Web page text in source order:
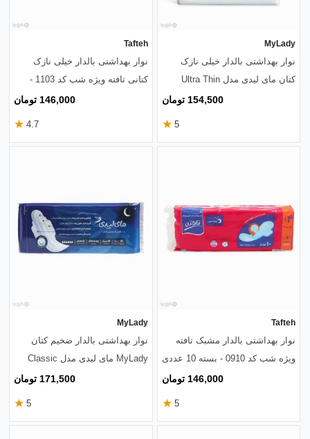
MyLady
نوار بهداشتی بالدار خیلی نازک
کتان مای لیدی مدل Ultra Thin
154,500 تومان
5
★
Tafteh
نوار بهداشتی بالدار خیلی نازک
کتانی تافته ویژه شب کد 1103 -
146,000 تومان
4.7
★
Tafteh
نوار بهداشتی بالدار مشبک تافته
ویژه شب کد 0910 - بسته 10 عددی
146,000 تومان
5
★
MyLady
نوار بهداشتی بالدار ضخیم کتان
MyLady مای لیدی مدل Classic
Sensitive خیلی بزرگ - بسته 10 171,500 تومان
5
★